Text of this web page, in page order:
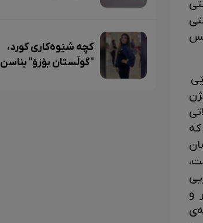
و
کچە شێوەکاری کورد،
"گوڵستان بۆزۆ" بناسن